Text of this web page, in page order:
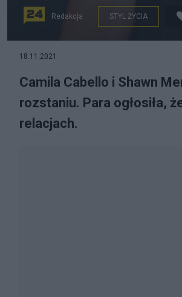
Redakcja STYL ŻYCIA
18.11.2021
Camila Cabello i Shawn
rozstaniu. Para ogłosiła,
relacjach.